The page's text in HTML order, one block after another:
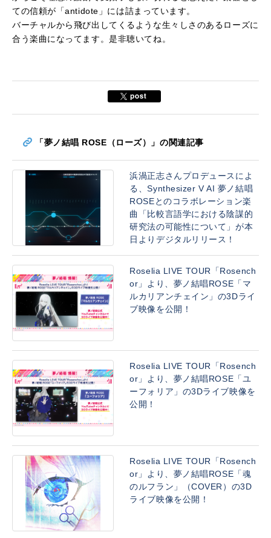
ての信頼が「antidote」には詰まっています。
バーチャルから飛び出してくるような生々しさのあるローズに
合う楽曲になってます。是非聴いてね。
「夢ノ結唱 ROSE（ローズ）」の関連記事
浜渦正志さんプロデュースによ
る、Synthesizer V AI 夢ノ結唱
ROSEとのコラボレーション楽
曲「比較言語学における陰謀的
研究法の可能性について」が本
日よりデジタルリリース！
Roselia LIVE TOUR「Rosench
or」より、夢ノ結唱ROSE「マ
ルカリアンチェイン」の3Dライ
ブ映像を公開！
Roselia LIVE TOUR「Rosench
or」より、夢ノ結唱ROSE「ユ
ーフォリア」の3Dライブ映像を
公開！
Roselia LIVE TOUR「Rosench
or」より、夢ノ結唱ROSE「魂
のルフラン」（COVER）の3D
ライブ映像を公開！